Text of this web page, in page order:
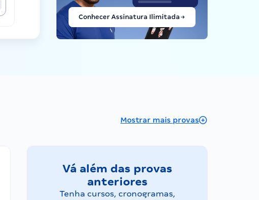
Conhecer Assinatura Ilimitada
Mostrar mais provas
Vá além das provas
anteriores
Tenha cursos, cronogramas,